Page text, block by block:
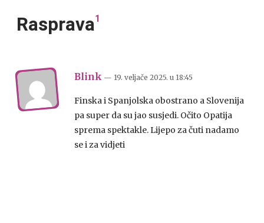
Rasprava1
Blink — 19. veljače 2025. u 18:45
Finska i Spanjolska obostrano a Slovenija
pa super da su jao susjedi. Očito Opatija
sprema spektakle. Lijepo za čuti nadamo
se i za vidjeti